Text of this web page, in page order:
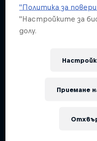
"Политика за
"Настройките за
долу.
Приемане